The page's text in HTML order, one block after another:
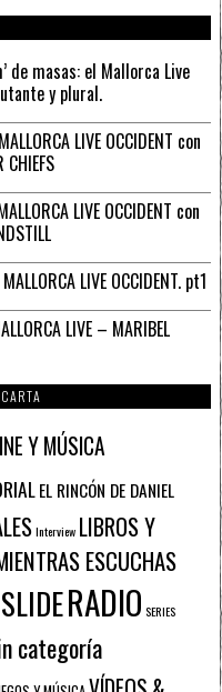
de masas: el Mallorca Live
y plural.
LIVE OCCIDENT con
CHIEFS
LIVE OCCIDENT con
LIVE OCCIDENT. pt1
LIVE – MARIBEL
Y MÚSICA
EL RINCÓN DE DANIEL
Interview LIBROS Y
ESCUCHAS
RADIO SERIES
categoría